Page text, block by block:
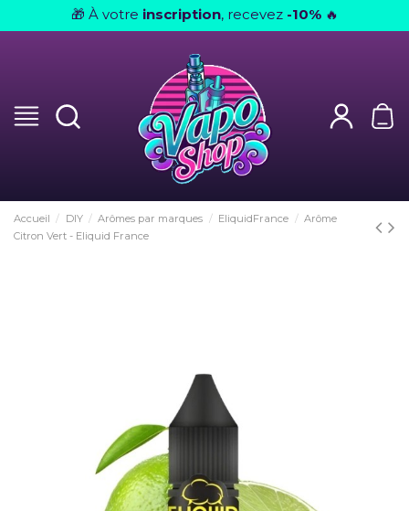
🎁 À votre inscription, recevez -10% 🔥
Accueil DIY Arômes par marques EliquidFrance
Arôme
Citron Vert - Eliquid France